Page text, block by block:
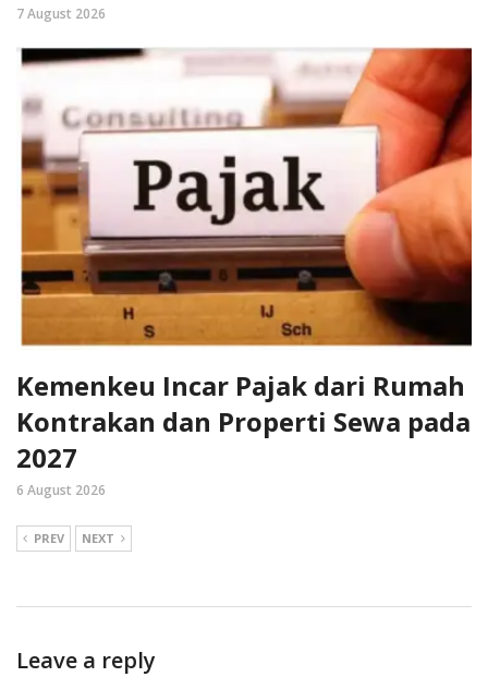
7 August 2026
Kemenkeu Incar Pajak dari Rumah
Kontrakan dan Properti Sewa pada
2027
6 August 2026
PREV NEXT
Leave a reply